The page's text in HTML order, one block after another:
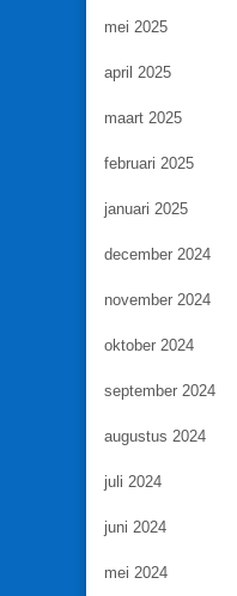
mei 2025
april 2025
maart 2025
februari 2025
januari 2025
december 2024
november 2024
oktober 2024
september 2024
augustus 2024
juli 2024
juni 2024
mei 2024